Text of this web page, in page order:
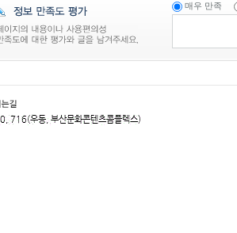
매우 만족